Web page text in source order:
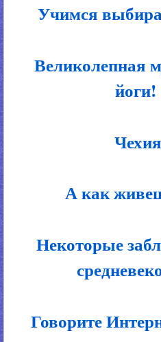
Учимся
Великолепная
йоги!
Чехия
А как
Некоторые
Говорите